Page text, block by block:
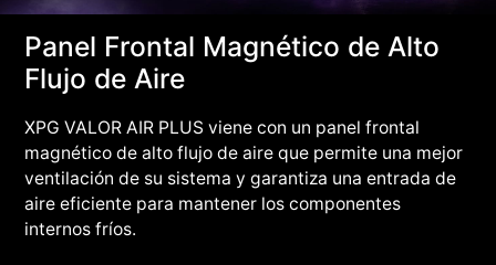
Panel Frontal Magnético de Alto
Flujo de Aire
XPG VALOR AIR PLUS viene con un panel frontal
magnético de alto flujo de aire que permite una mejor
ventilación de su sistema y garantiza una entrada de
aire eficiente para mantener los componentes
internos fríos.